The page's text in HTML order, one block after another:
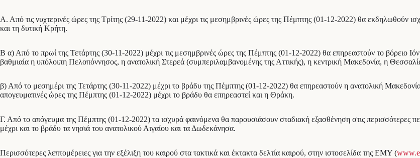
Α. Από τις νυχτερινές ώρες της Τρίτης (29-11-2022) και μέχρι τις μεσημβρινές ώρες της Πέμπτης (01-12-2022) θα εκδηλωθούν
και τη δυτική Κρήτη.
Β α) Από το πρωί της Τετάρτης (30-11-2022) μέχρι τις μεσημβρινές ώρες της Πέμπτης (01-12-2022) θα επηρεαστούν το βόρειο
βαθμιαία η υπόλοιπη Πελοπόννησος, η ανατολική Στερεά (συμπεριλαμβανομένης της Αττικής), η κεντρική Μακεδονία, η
β) Από το μεσημέρι της Τετάρτης (30-11-2022) μέχρι το βράδυ της Πέμπτης (01-12-2022) θα επηρεαστούν η ανατολική
απογευματινές ώρες της Πέμπτης (01-12-2022) μέχρι το βράδυ θα επηρεαστεί και η Θράκη.
Γ. Από το απόγευμα της Πέμπτης (01-12-2022) τα ισχυρά φαινόμενα θα παρουσιάσουν σταδιακή εξασθένηση στις περισσότερες
μέχρι και το βράδυ τα νησιά του ανατολικού Αιγαίου και τα Δωδεκάνησα.
Περισσότερες λεπτομέρειες για την εξέλιξη του καιρού στα τακτικά και έκτακτα δελτία καιρού, στην ιστοσελίδα της ΕΜΥ (